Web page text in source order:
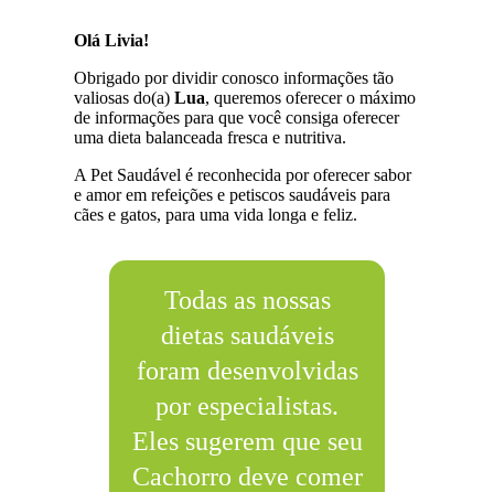
Olá Livia!
Obrigado por dividir conosco informações tão
valiosas do(a)Lua, queremos oferecer o máximo
de informações para que você consiga oferecer
uma dieta balanceada fresca e nutritiva.
A Pet Saudável é reconhecida por oferecer sabor
e amor em refeições e petiscos saudáveis para
cães e gatos, para uma vida longa e feliz.
Todas as nossas
dietas saudáveis
foram desenvolvidas
por especialistas.
Eles sugerem que seu
Cachorro deve comer